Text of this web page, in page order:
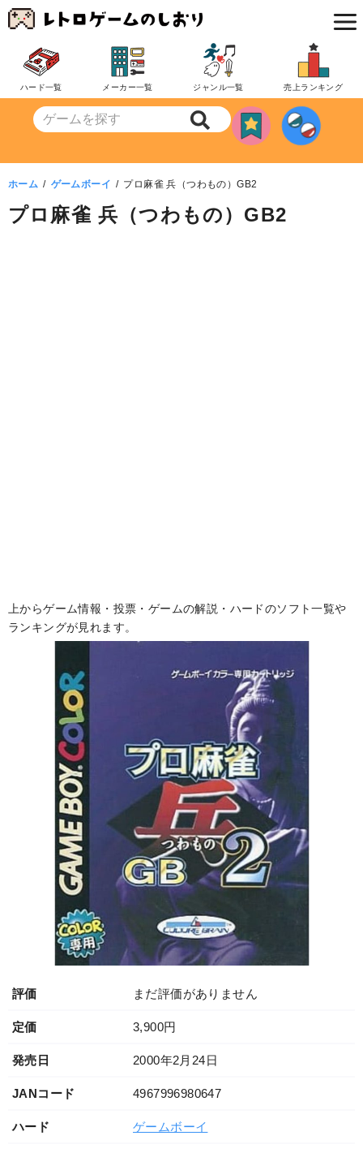
コ
ン
ツ
動
ハード一覧 メーカー一覧 ジャンル一覧 売上ランキング
ホーム ゲームボーイ プロ麻雀 兵（つわもの）GB2
プロ麻雀 兵（つわもの）GB2
上からゲーム情報・投票・ゲームの解説・ハードのソフト一覧や
ランキングが見れます。
評価 まだ評価がありません
定価 3,900円
発売日 2000年2月24日
JANコード 4967996980647
ハード ゲームボーイ